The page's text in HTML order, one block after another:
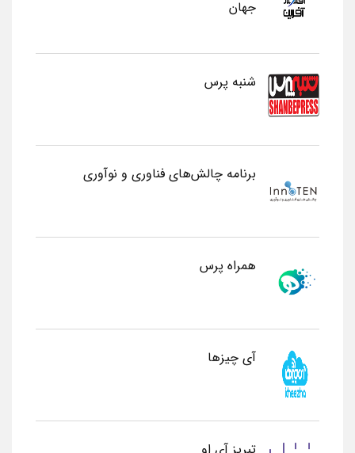
جهان
شنبه پرس
برنامه چالش‌های فناوری و نوآوری
همراه پرس
آی چیزها